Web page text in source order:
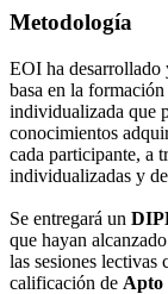
Metodología
EOI ha desarrollado
basa en la
individualizada que
conocimientos
cada participante, a
individualizadas y
Se entregará un
que hayan
las sesiones lectivas
calificación de Apto